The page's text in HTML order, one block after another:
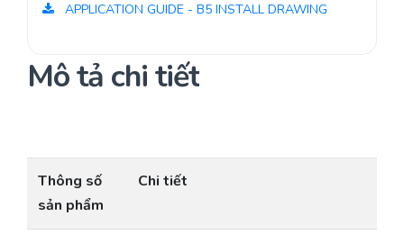
APPLICATION GUIDE - B5 INSTALL DRAWING
Mô tả chi tiết
Thông số
sản phẩm
Chi tiết